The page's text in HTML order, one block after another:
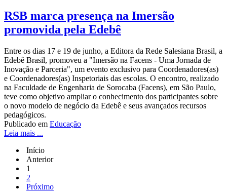
RSB marca presença na Imersão
promovida pela Edebê
Entre os dias 17 e 19 de junho, a Editora da Rede Salesiana Brasil, a
Edebê Brasil, promoveu a "Imersão na Facens - Uma Jornada de
Inovação e Parceria", um evento exclusivo para Coordenadores(as)
e Coordenadores(as) Inspetoriais das escolas. O encontro, realizado
na Faculdade de Engenharia de Sorocaba (Facens), em São Paulo,
teve como objetivo ampliar o conhecimento dos participantes sobre
o novo modelo de negócio da Edebê e seus avançados recursos
pedagógicos.
Publicado em Educação
Leia mais ...
Início
Anterior
1
2
Próximo